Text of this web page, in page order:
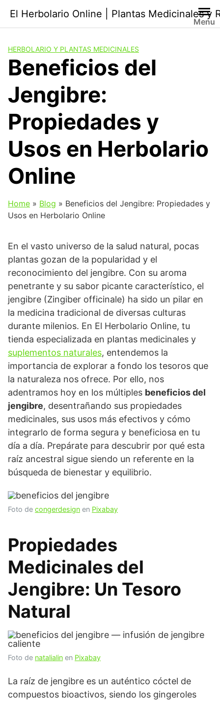
contenido
El Herbolario Online | Plantas Medicinales y
Menu
HERBOLARIO Y PLANTAS MEDICINALES
Beneficios del
Jengibre:
Propiedades y
Usos en Herbolario
Online
Home » Blog » Beneficios del Jengibre: Propiedades y
Usos en Herbolario Online
En el vasto universo de la salud natural, pocas
plantas gozan de la popularidad y el
reconocimiento del jengibre. Con su aroma
penetrante y su sabor picante característico, el
jengibre (Zingiber officinale) ha sido un pilar en
la medicina tradicional de diversas culturas
durante milenios. En El Herbolario Online, tu
tienda especializada en plantas medicinales y
suplementos naturales, entendemos la
importancia de explorar a fondo los tesoros que
la naturaleza nos ofrece. Por ello, nos
adentramos hoy en los múltiples beneficios del
jengibre, desentrañando sus propiedades
medicinales, sus usos más efectivos y cómo
integrarlo de forma segura y beneficiosa en tu
día a día. Prepárate para descubrir por qué esta
raíz ancestral sigue siendo un referente en la
búsqueda de bienestar y equilibrio.
Foto de congerdesign en Pixabay
Propiedades
Medicinales del
Jengibre: Un Tesoro
Natural
Foto de natalialin en Pixabay
La raíz de jengibre es un auténtico cóctel de
compuestos bioactivos, siendo los gingeroles